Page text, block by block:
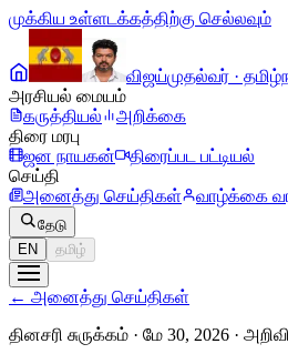
முக்கிய உள்ளடக்கத்திற்கு செல்லவும்
விஜய்முதல்வர் ·
அரசியல் மையம்
கருத்தியல்
அறிக்கை
திரை மரபு
ஜன நாயகன்
திரைப்பட பட்டியல்
செய்தி
அனைத்து செய்திகள்
வாழ்க்கை
தேடு
EN
தமிழ்
← அனைத்து செய்திகள்
தினசரி சுருக்கம் · மே 30, 2026 ·